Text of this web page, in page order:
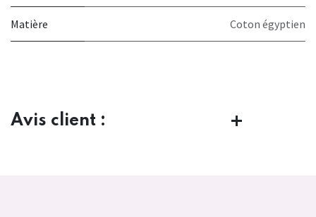
Matière Coton égyptien
Avis client :